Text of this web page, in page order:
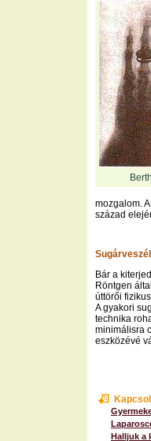
mozgalom.
század
Bár a
Röntgen
úttörői
A gyakori
technika
minimálisra
eszközévé
Halljuk a